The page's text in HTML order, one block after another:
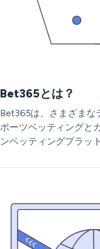
Bet365とは？
Bet365は、さまざまな
ポーツベッティングと
ンベッティングプラッ